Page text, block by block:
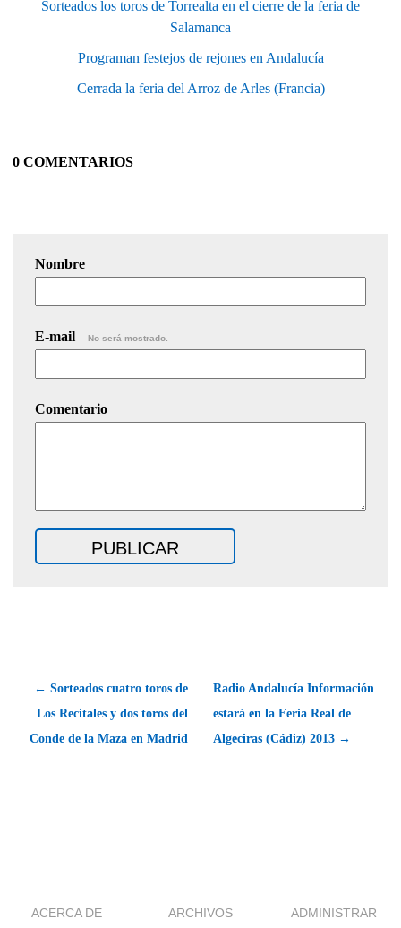
Sorteados los toros de Torrealta en el cierre de la feria de
Salamanca
Programan festejos de rejones en Andalucía
Cerrada la feria del Arroz de Arles (Francia)
0 COMENTARIOS
Nombre
E-mail No será mostrado.
Comentario
← Sorteados cuatro toros de
Los Recitales y dos toros del
Conde de la Maza en Madrid
Radio Andalucía Información
estará en la Feria Real de
Algeciras (Cádiz) 2013 →
ACERCA DE ARCHIVOS ADMINISTRAR